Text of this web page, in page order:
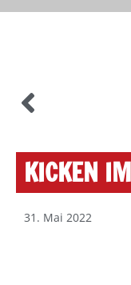
KICKEN
31. Mai 2022